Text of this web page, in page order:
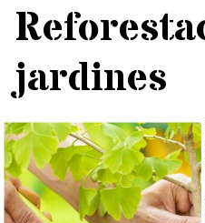
jardines